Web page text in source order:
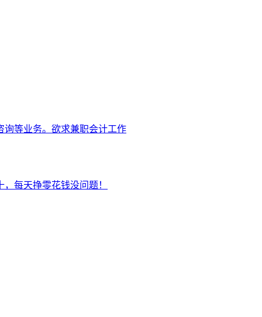
询等业务。欲求兼职会计工作
每天挣零花钱没问题！